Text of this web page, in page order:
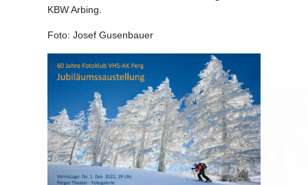
KBW Arbing.
Foto: Josef Gusenbauer